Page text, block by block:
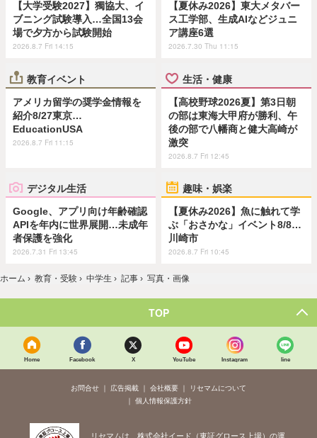
【大学受験2027】獨協大、イ
ブニング試験導入…全国13会
場で夕方から試験開始
2026.8.7 Fri 14:15
【夏休み2026】東大メタバー
ス工学部、生成AIなどジュニ
ア講座6選
2026.7.30 Thu 11:15
教育イベント
アメリカ留学の奨学金情報を
紹介8/27東京…
EducationUSA
2026.8.7 Fri 11:15
生活・健康
【高校野球2026夏】第3日朝
の部は東海大甲府が勝利、午
後の部で八幡商と健大高崎が
激突
2026.8.7 Fri 12:45
デジタル生活
Google、アプリ向け年齢確認
APIを年内に世界展開…未成年
者保護を強化
2026.7.31 Fri 13:45
趣味・娯楽
【夏休み2026】魚に触れて学
ぶ「おさかな」イベント8/8…
川崎市
2026.8.7 Fri 10:45
ホーム › 教育・受験 › 中学生 › 記事 › 写真・画像
TOP
Home Facebook X YouTube Instagram line
お問合せ 広告掲載 会社概要
リセマムについて
個人情報保護方針
リセマムは、株式会社イード（東証グロース上場）の運